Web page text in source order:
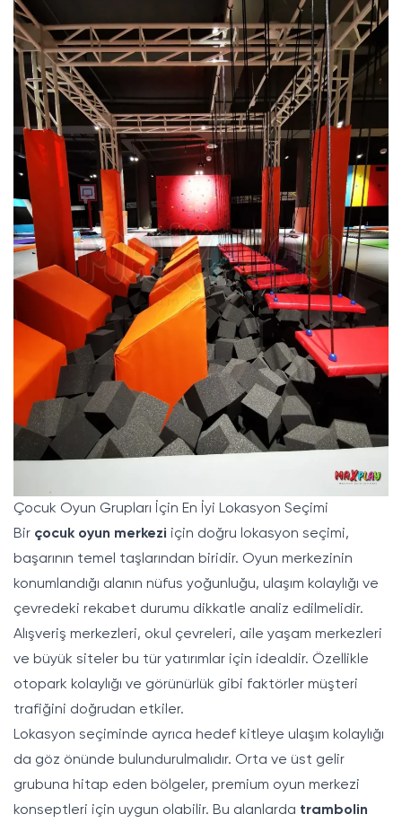
Çocuk Oyun Grupları İçin En İyi Lokasyon Seçimi
Bir çocuk oyun merkezi için doğru lokasyon seçimi,
başarının temel taşlarından biridir. Oyun merkezinin
konumlandığı alanın nüfus yoğunluğu, ulaşım kolaylığı ve
çevredeki rekabet durumu dikkatle analiz edilmelidir.
Alışveriş merkezleri, okul çevreleri, aile yaşam merkezleri
ve büyük siteler bu tür yatırımlar için idealdir. Özellikle
otopark kolaylığı ve görünürlük gibi faktörler müşteri
trafiğini doğrudan etkiler.
Lokasyon seçiminde ayrıca hedef kitleye ulaşım kolaylığı
da göz önünde bulundurulmalıdır. Orta ve üst gelir
grubuna hitap eden bölgeler, premium oyun merkezi
konseptleri için uygun olabilir. Bu alanlarda trambolin